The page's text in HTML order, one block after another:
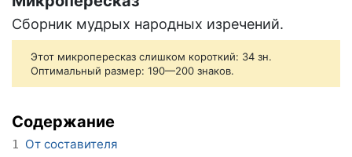
Сборник мудрых народных изречений.
Этот микропересказ слишком короткий: 34 зн.
Оптимальный размер: 190—200 знаков.
Содержание
1 От составителя